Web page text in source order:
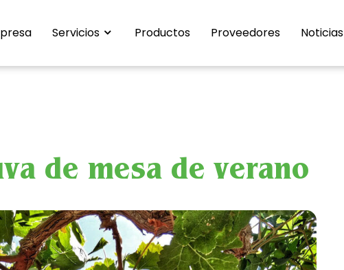
Servicios Productos Proveedores Noticias
de mesa de verano